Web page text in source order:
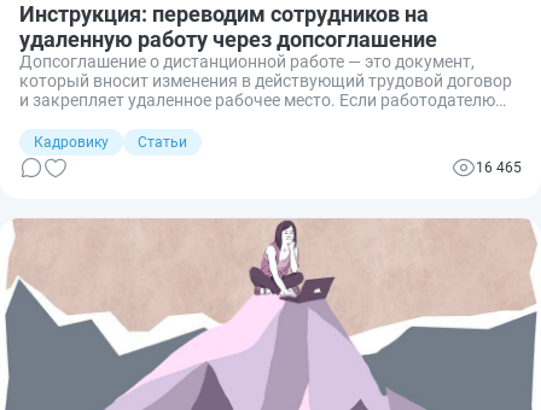
Инструкция: переводим сотрудников на
удаленную работу через допсоглашение
Допсоглашение о дистанционной работе — это документ,
который вносит изменения в действующий трудовой договор
и закрепляет удаленное рабочее место. Если работодателю
корректировки обязанностей, трудового расписания и
контроля исполнения.
Кадровику
Статьи
16 465